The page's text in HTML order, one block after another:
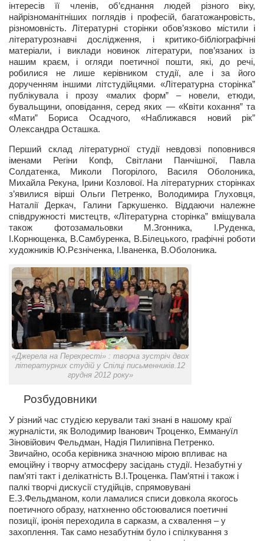
Туризм
«Траверс» — экипировочный центр
Журналисты
Александр Гвоздик
Александр Кугук
Музыканты
Евгений Касьяненко
Сергей Коноз
Денис Федченко
Звукорежиссёры
Alfom Studio
Guitarproduction Studio
Писатели
Поэты
Режиссёры
Художники
Надія Белокур
Анна Гидора
Леонтий Костур
Ирина Проценко
Александр Садовский
Сергей Степанов
Анна Черненко
Марина Фенота
Гостиная
Он и Она
інтересів її членів, об’єднання людей різного віку,
найрізноманітніших поглядів і професій, багатожанровість,
різномовність. Літературні сторінки обов’язково містили і
літературознавчі дослідження, і критико-бібліографічні
матеріали, і виклади новинок літератури, пов’язаних із
нашим краєм, і огляди поетичної пошти, які, до речі,
робилися не лише керівником студії, але і за його
дорученням іншими літстудійцями. «Літературна сторінка”
публікувала і прозу «малих форм” – новели, етюди,
бувальщини, оповідання, серед яких — «Квіти кохання” та
«Мати” Бориса Осадчого, «Наближався новий рік”
Олександра Осташка.
Перший склад літературної студії невдовзі поповнився
іменами Регіни Копф, Світлани Панчішної, Павла
Солдатенка, Миколи Погорілого, Василя Оболоника,
Михайла Рекуна, Ірини Козлової. На літературних сторінках
з’явилися вірші Ольги Петренко, Володимира Глуховця,
Наталії Деркач, Галини Гаркушенко. Віддаючи належне
співдружності мистецтв, «Літературна сторінка” вміщувала
також фотозамальовки М.Згонника, І.Руденка,
І.Корнющенка, В.Самбуренка, В.Білецького, графічні роботи
художників Ю.Рєзніченка, І.Іваненка, В.Оболоника.
«Джерела на Перехресті» : творча зустріч двох
літературних студій у Спілці письменників.12
грудня 2012 року»
Розбудовники
У різний час студією керували такі знані в нашому краї
журналісти, як Володимир Іванович Троценко, Еммануїл
Зіновійович Фельдман, Надія Пилипівна Петренко.
Звичайно, особа керівника значною мірою впливає на
емоційну і творчу атмосферу засідань студії. Незабутні у
пам’яті такт і делікатність В.І.Троценка. Пам’ятні і також і
палкі творчі дискусії студійців, спрямовувані
Е.З.Фельдманом, коли ламалися списи довкола якогось
поетичного образу, натхненно обстоювалися поетичні
позиції, іронія переходила в сарказм, а схвалення – у
захоплення. Так само незабутнім було і спілкування з